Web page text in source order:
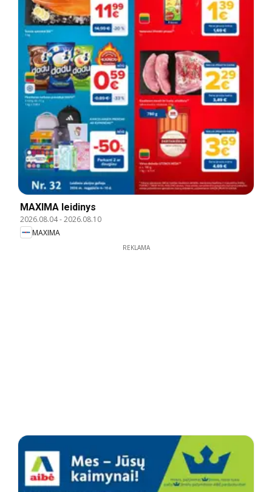
MAXIMA leidinys
2026.08.04-2026.08.10
MAXIMA
REKLAMA